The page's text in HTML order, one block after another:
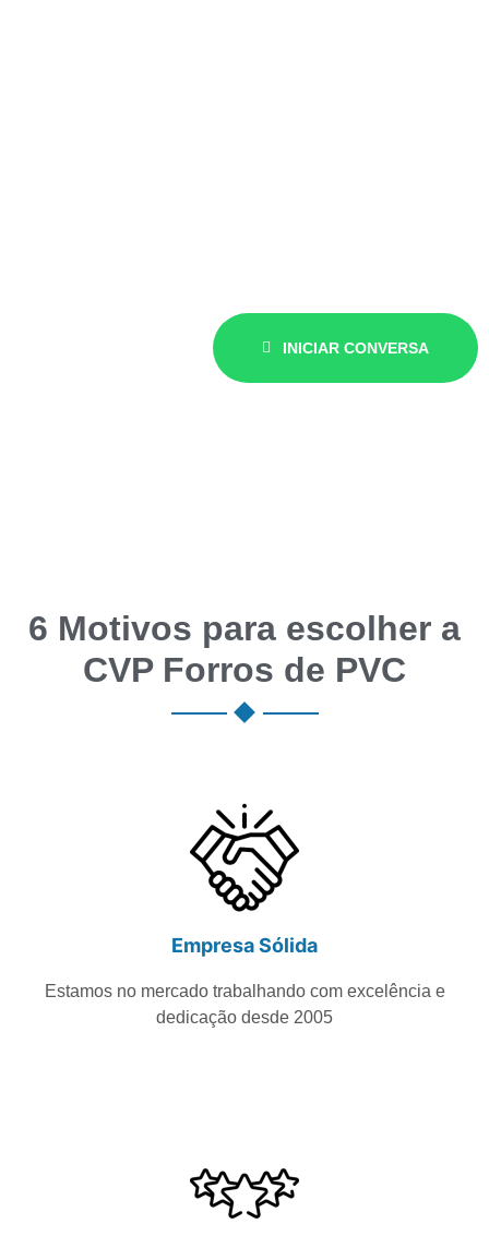
INICIAR CONVERSA
6 Motivos para escolher a
CVP Forros de PVC
Empresa Sólida
Estamos no mercado trabalhando com excelência e
dedicação desde 2005